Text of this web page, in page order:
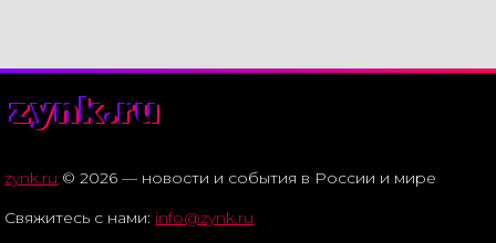
zynk.ru
zynk.ru © 2026 — новости и события в России и мире
Свяжитесь с нами: info@zynk.ru